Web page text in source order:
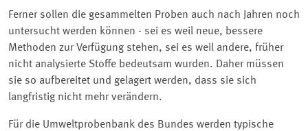
Ferner sollen die gesammelten Proben auch nach Jahren noch
untersucht werden können - sei es weil neue, bessere
Methoden zur Verfügung stehen, sei es weil andere, früher
nicht analysierte Stoffe bedeutsam wurden. Daher müssen
sie so aufbereitet und gelagert werden, dass sie sich
langfristig nicht mehr verändern.
Für die Umweltprobenbank des Bundes werden typische